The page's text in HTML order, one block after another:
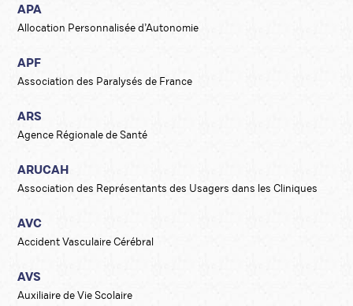
APA
Allocation Personnalisée d’Autonomie
APF
Association des Paralysés de France
ARS
Agence Régionale de Santé
ARUCAH
Association des Représentants des Usagers dans les Cliniques
AVC
Accident Vasculaire Cérébral
AVS
Auxiliaire de Vie Scolaire